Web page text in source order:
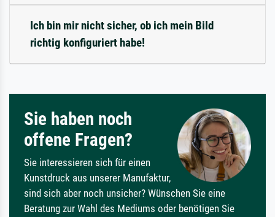
Ich bin mir nicht sicher, ob ich mein Bild
richtig konfiguriert habe!
Sie haben noch
offene Fragen?
Sie interessieren sich für einen
Kunstdruck aus unserer Manufaktur,
sind sich aber noch unsicher? Wünschen Sie eine
Beratung zur Wahl des Mediums oder benötigen Sie